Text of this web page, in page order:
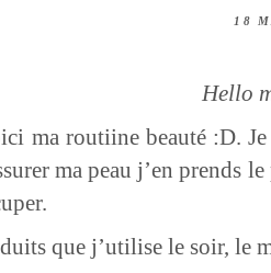
18
Hello
ma routiine beauté :D.
ma peau j’en prends
que j’utilise le soir, le